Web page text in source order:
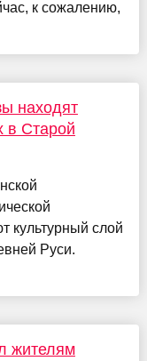
к сожалению,
находят
в Старой
культурный слой
Руси.
жителям